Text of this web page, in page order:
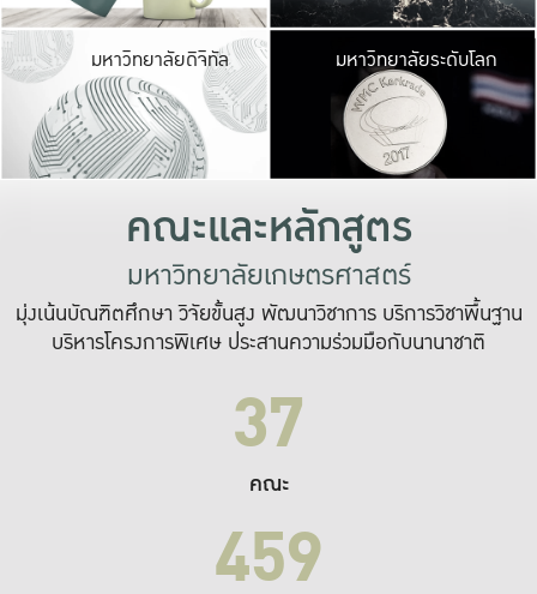
มหาวิทยาลัยดิจิทัล มหาวิ
เปลี่ยนแปลง แล
เพื่อทำง
ระบบสารสนเทศ
มหาวิทยาลัยระดับโลก
คณะและหลักสูตร
มหาวิทยาลัยเกษตรศาสตร์
มุ่งเน้นบัณฑิตศึกษา วิจัยขั้นสูง พัฒนาวิชาการ บริการวิชาพื้นฐาน
บริหารโครงการพิเศษ ประสานความร่วมมือกับนานาชาติ
37
คณะ
459